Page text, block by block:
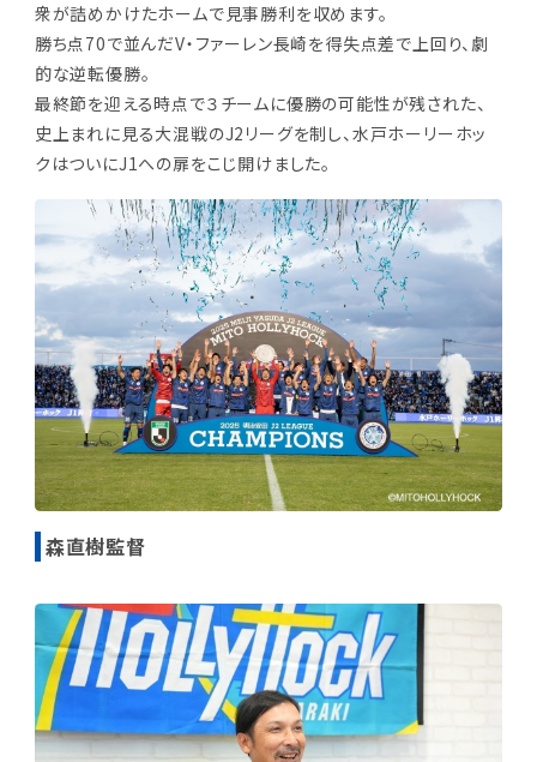
衆が詰めかけたホームで見事勝利を収めます。
勝ち点70で並んだV・ファーレン長崎を得失点差で上回り、劇
的な逆転優勝。
最終節を迎える時点で３チームに優勝の可能性が残された、
史上まれに見る大混戦のJ2リーグを制し、水戸ホーリーホッ
クはついにJ1への扉をこじ開けました。
森直樹監督